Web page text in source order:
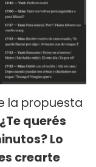
la propuesta
¿Te querés
Lo
crearte